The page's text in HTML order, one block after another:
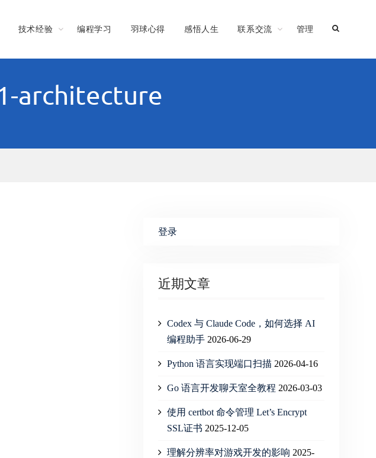
技术经验 编程学习 羽球心得 感悟人生 联系交流 管理
architecture
登录
近期文章
Codex 与 Claude Code，如何选择 AI
编程助手 2026-06-29
Python 语言实现端口扫描 2026-04-16
Go 语言开发聊天室全教程 2026-03-03
使用 certbot 命令管理 Let’s Encrypt
SSL证书 2025-12-05
理解分辨率对游戏开发的影响 2025-